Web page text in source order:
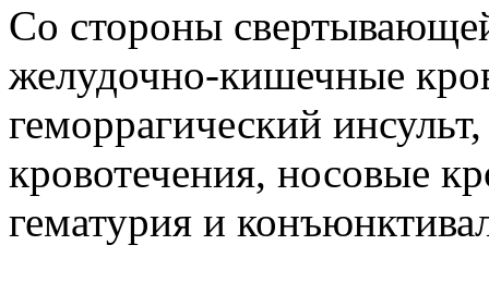
Со стороны
желудочно-кишечные
геморрагический
кровотечения, носовые
гематурия и